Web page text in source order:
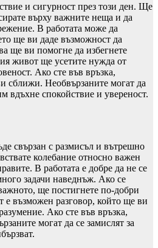
и сигурност през този ден. Ще
върху важните неща и да
В работата може да
ще ви даде възможност да
ще ви помогне да избегнете
живот ще усетите нужда от
Ако сте във връзка,
сближи. Необвързаните могат да
вдъхне спокойствие и увереност.
свързан с размисъл и вътрешно
колебание относно важен
В работата е добре да не се
задачи наведнъж. Ако се
ще постигнете по-добри
е възможен разговор, който ще ви
Ако сте във връзка,
могат да се замислят за